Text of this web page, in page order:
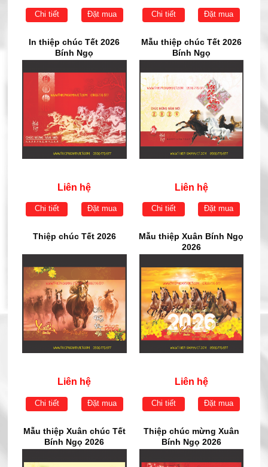
Chi tiết Đặt mua Chi tiết Đặt mua
In thiệp chúc Tết 2026
Bính Ngọ
Liên hệ
Chi tiết Đặt mua
Mẫu thiệp chúc Tết 2026
Bính Ngọ
Liên hệ
Chi tiết Đặt mua
Thiệp chúc Tết 2026
Liên hệ
Chi tiết Đặt mua
Mẫu thiệp Xuân Bính Ngọ
2026
Liên hệ
Chi tiết Đặt mua
Mẫu thiệp Xuân chúc Tết
Bính Ngọ 2026
Thiệp chúc mừng Xuân
Bính Ngọ 2026